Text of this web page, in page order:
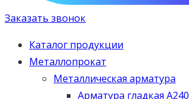
Заказать звонок
Каталог продукции
Металлопрокат
Металлическая арматура
Арматура гладкая А240